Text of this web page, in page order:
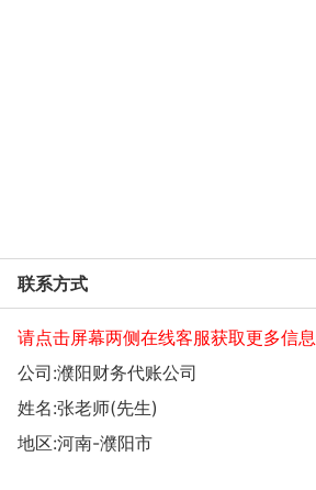
联系方式
请点击屏幕两侧在线客服获取更多信息
公司:濮阳财务代账公司
姓名:张老师(先生)
地区:河南-濮阳市